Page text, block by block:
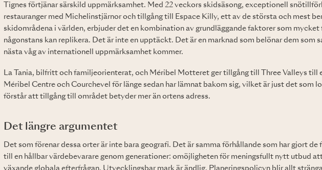
Tignes förtjänar särskild uppmärksamhet. Med 22 veckors skidsäsong, exceptionell
restauranger med Michelinstjärnor och tillgång till Espace Killy, ett av de största och mest
skidområdena i världen, erbjuder det en kombination av grundläggande faktorer som mycket
någonstans kan replikera. Det är inte en upptäckt. Det är en marknad som belönar dem som
nästa våg av internationell uppmärksamhet kommer.
La Tania, bilfritt och familjeorienterat, och Méribel Motteret ger tillgång till Three Valleys till
Méribel Centre och Courchevel för länge sedan har lämnat bakom sig, vilket är just det som
förstår att tillgång till området betyder mer än ortens adress.
Det längre argumentet
Det som förenar dessa orter är inte bara geografi. Det är samma förhållande som har gjort de
till en hållbar värdebevarare genom generationer: omöjligheten för meningsfullt nytt utbud
växande globala efterfrågan. Utvecklingsbar mark är ändlig. Planeringspolicyn blir allt